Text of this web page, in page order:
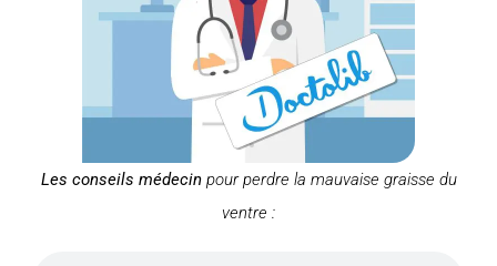
Les conseils médecin pour perdre la mauvaise graisse du
ventre :